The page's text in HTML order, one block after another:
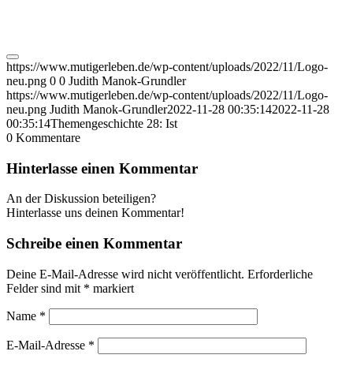
https://www.mutigerleben.de/wp-content/uploads/2022/11/Logo-
neu.png 0 0 Judith Manok-Grundler
https://www.mutigerleben.de/wp-content/uploads/2022/11/Logo-
neu.png Judith Manok-Grundler2022-11-28 00:35:142022-11-28
00:35:14Themengeschichte 28: Ist
0 Kommentare
Hinterlasse einen Kommentar
An der Diskussion beteiligen?
Hinterlasse uns deinen Kommentar!
Schreibe einen Kommentar
Deine E-Mail-Adresse wird nicht veröffentlicht. Erforderliche
Felder sind mit * markiert
Name *
E-Mail-Adresse *